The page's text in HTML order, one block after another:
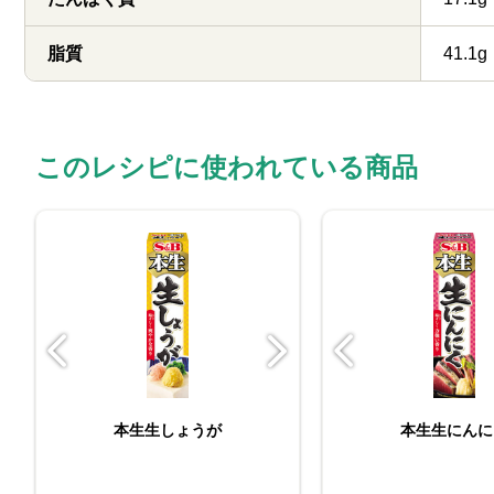
脂質 41.1g
このレシピに使われている商品
本生生しょうが おろし生し
ビン入りおろし生にんに
本生生にん
ORGANIC